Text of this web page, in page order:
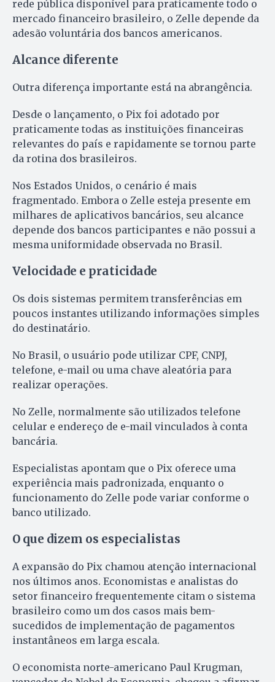
rede pública disponível para praticamente todo o
mercado financeiro brasileiro, o Zelle depende da
adesão voluntária dos bancos americanos.
Alcance diferente
Outra diferença importante está na abrangência.
Desde o lançamento, o Pix foi adotado por
praticamente todas as instituições financeiras
relevantes do país e rapidamente se tornou parte
da rotina dos brasileiros.
Nos Estados Unidos, o cenário é mais
fragmentado. Embora o Zelle esteja presente em
milhares de aplicativos bancários, seu alcance
depende dos bancos participantes e não possui a
mesma uniformidade observada no Brasil.
Velocidade e praticidade
Os dois sistemas permitem transferências em
poucos instantes utilizando informações simples
do destinatário.
No Brasil, o usuário pode utilizar CPF, CNPJ,
telefone, e-mail ou uma chave aleatória para
realizar operações.
No Zelle, normalmente são utilizados telefone
celular e endereço de e-mail vinculados à conta
bancária.
Especialistas apontam que o Pix oferece uma
experiência mais padronizada, enquanto o
funcionamento do Zelle pode variar conforme o
banco utilizado.
O que dizem os especialistas
A expansão do Pix chamou atenção internacional
nos últimos anos. Economistas e analistas do
setor financeiro frequentemente citam o sistema
brasileiro como um dos casos mais bem-
sucedidos de implementação de pagamentos
instantâneos em larga escala.
O economista norte-americano Paul Krugman,